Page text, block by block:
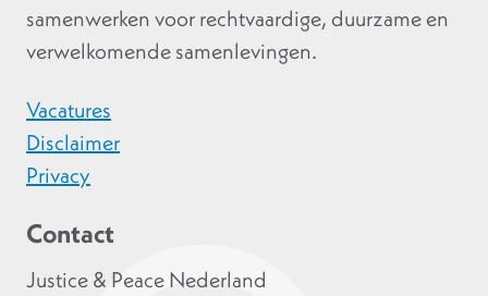
samenwerken voor rechtvaardige, duurzame en
verwelkomende samenlevingen.
Vacatures
Disclaimer
Privacy
Contact
Justice & Peace Nederland